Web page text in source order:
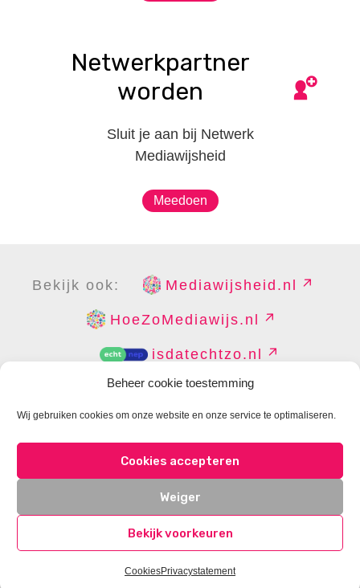
Beheer cookie toestemming
Wij gebruiken cookies om onze website en onze service te optimaliseren.
Cookies accepteren
Weiger
Bekijk voorkeuren
CookiesPrivacystatement
Netwerkpartner
worden
Sluit je aan bij Netwerk
Mediawijsheid
Meedoen
Bekijk ook: Mediawijsheid.nl
HoeZoMediawijs.nl
isdatechtzo.nl
DISCLAIMER PRIVACY
CONTACT
COOKIES BEHEREN